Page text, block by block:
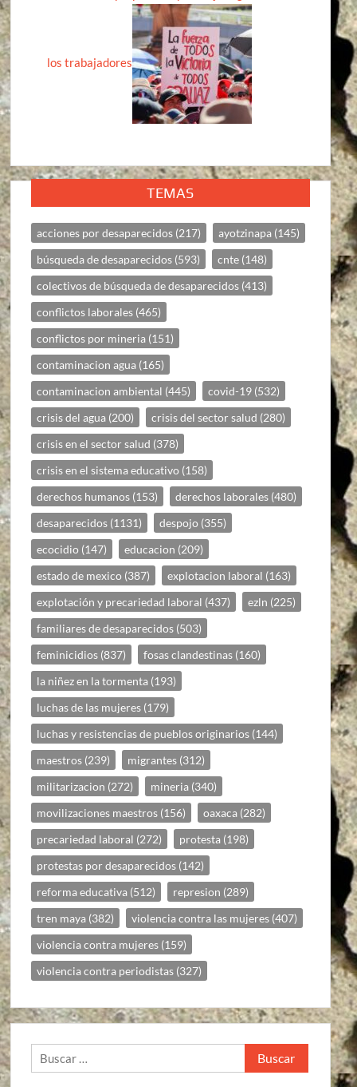
los trabajadores
TEMAS
acciones por desaparecidos (217) ayotzinapa (145)
búsqueda de desaparecidos (593) cnte (148)
colectivos de búsqueda de desaparecidos (413)
conflictos laborales (465)
conflictos por mineria (151)
contaminacion agua (165)
contaminacion ambiental (445) covid-19 (532)
crisis del agua (200) crisis del sector salud (280)
crisis en el sector salud (378)
crisis en el sistema educativo (158)
derechos humanos (153) derechos laborales (480)
desaparecidos (1131) despojo (355)
ecocidio (147) educacion (209)
estado de mexico (387) explotacion laboral (163)
explotación y precariedad laboral (437) ezln (225)
familiares de desaparecidos (503)
feminicidios (837) fosas clandestinas (160)
la niñez en la tormenta (193)
luchas de las mujeres (179)
luchas y resistencias de pueblos originarios (144)
maestros (239) migrantes (312)
militarizacion (272) mineria (340)
movilizaciones maestros (156) oaxaca (282)
precariedad laboral (272) protesta (198)
protestas por desaparecidos (142)
reforma educativa (512) represion (289)
tren maya (382) violencia contra las mujeres (407)
violencia contra mujeres (159)
violencia contra periodistas (327)
Buscar: